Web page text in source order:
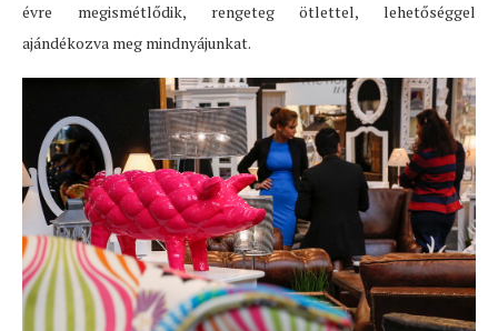
évre megismétlődik, rengeteg ötlettel, lehetőséggel
ajándékozva meg mindnyájunkat.